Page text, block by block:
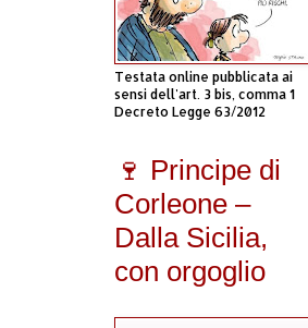
Testata online pubblicata ai
sensi dell'art. 3 bis, comma 1
Decreto Legge 63/2012
🍷 Principe di
Corleone –
Dalla Sicilia,
con orgoglio